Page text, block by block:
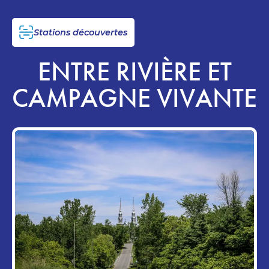
Stations découvertes
ENTRE RIVIÈRE ET
CAMPAGNE VIVANTE